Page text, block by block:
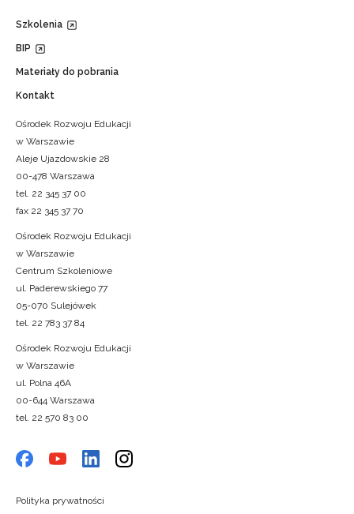
Szkolenia
BIP
Materiały do pobrania
Kontakt
Ośrodek Rozwoju Edukacji
w Warszawie
Aleje Ujazdowskie 28
00-478 Warszawa
tel. 22 345 37 00
fax 22 345 37 70
Ośrodek Rozwoju Edukacji
w Warszawie
Centrum Szkoleniowe
ul. Paderewskiego 77
05-070 Sulejówek
tel. 22 783 37 84
Ośrodek Rozwoju Edukacji
w Warszawie
ul. Polna 46A
00-644 Warszawa
tel. 22 570 83 00
Polityka prywatności